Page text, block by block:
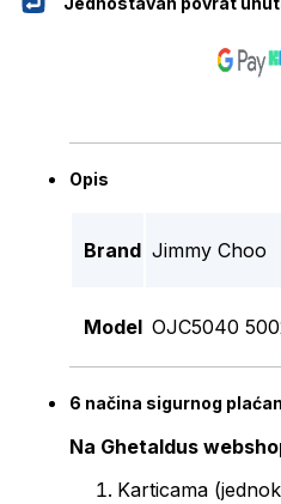
Opis
Brand Jimmy Choo
Model OJC5040
6 načina sigurnog
Na Ghetaldus
Karticama